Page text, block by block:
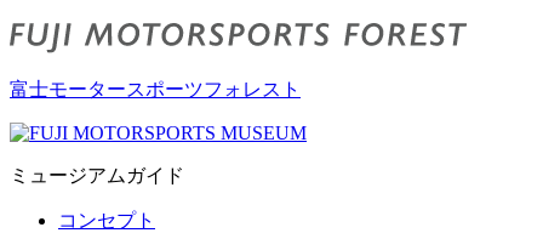
富士モータースポーツフォレスト
ミュージアムガイド
コンセプト